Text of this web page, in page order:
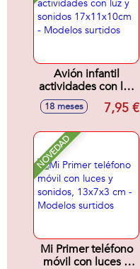
Avión infantil
actividades con luz
y sonidos
17x11x10cm -
18 meses 7,95 €
NOVEDAD
Mi Primer teléfono
móvil con luces y